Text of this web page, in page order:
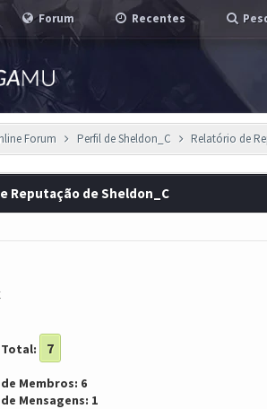
Forum Recentes
Forum Perfil de Sheldon_C Relatório de
Reputação de Sheldon_C
7
Membros: 6
Mensagens: 1